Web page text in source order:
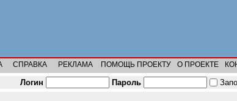
СПРАВКА РЕКЛАМА ПОМОЩЬ ПРОЕКТУ О ПРОЕКТЕ
Логин Пароль